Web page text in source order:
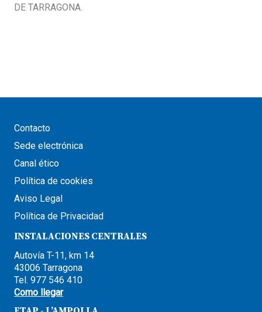
DE TARRAGONA.
Contacto
Sede electrónica
Canal ético
Política de cookies
Aviso Legal
Política de Privacidad
INSTALACIONES CENTRALES
Autovía T-11, km 14
43006 Tarragona
Tel. 977 546 410
Como llegar